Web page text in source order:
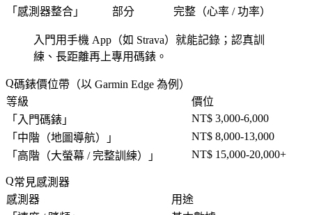
「 感測器整合 」 部分 完整（心率 / 功率）
入門用手機 App（如 Strava）就能記錄；認真訓
練、長距離再上專用碼錶。
碼錶價位帶（以 Garmin Edge 為例）
等級
價位
「 入門碼錶 」
NT$ 3,000-6,000
「 中階（地圖導航） 」
NT$ 8,000-13,000
「 高階（大螢幕 / 完整訓練） 」 NT$ 15,000-20,000+
常見感測器
感測器
用途